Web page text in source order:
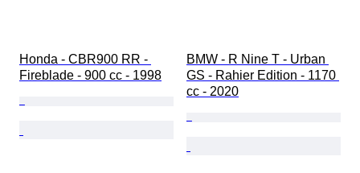
Honda - CBR900 RR -
Fireblade - 900 cc - 1998
BMW - R Nine T - Urban
GS - Rahier Edition - 1170
cc - 2020